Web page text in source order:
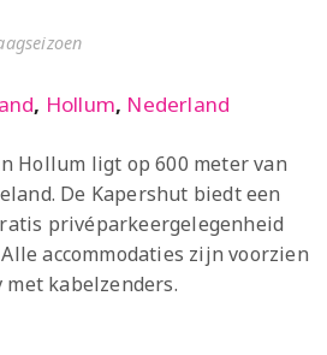
, Hollum, Nederland
Hollum ligt op 600 meter van
De Kapershut biedt een
privéparkeergelegenheid
accommodaties zijn voorzien
kabelzenders.